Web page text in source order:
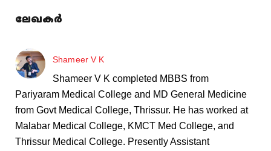
ലേഖകർ
Shameer V K
Shameer V K completed MBBS from
Pariyaram Medical College and MD General Medicine
from Govt Medical College, Thrissur. He has worked at
Malabar Medical College, KMCT Med College, and
Thrissur Medical College. Presently Assistant